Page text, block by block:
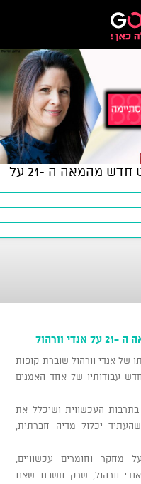
מירב לנסקי שנהר ; מבט חדש מהמאה ה -21 על
של אנדי וורהול שוברת קופות
עבודותיו של אחד האמנים
בתרבות העכשווית ושיכלל את
יכלול מדיה חברתית,
21, המבוססת על מחקר וחומרים עכשוויים,
וורהול, שרק חשבנו שאנו